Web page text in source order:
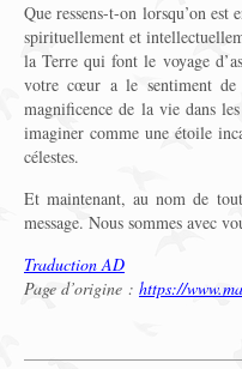
Que ressens-t-on lorsqu’on
spirituellement et
la Terre qui font le voyage
votre cœur a le sentiment
magnificence de la vie dans
imaginer comme une étoile
célestes.
Et maintenant, au nom de
message. Nous sommes avec
Traduction AD
Page d’origine : https://